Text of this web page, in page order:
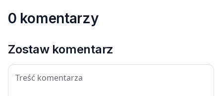
0 komentarzy
Zostaw komentarz